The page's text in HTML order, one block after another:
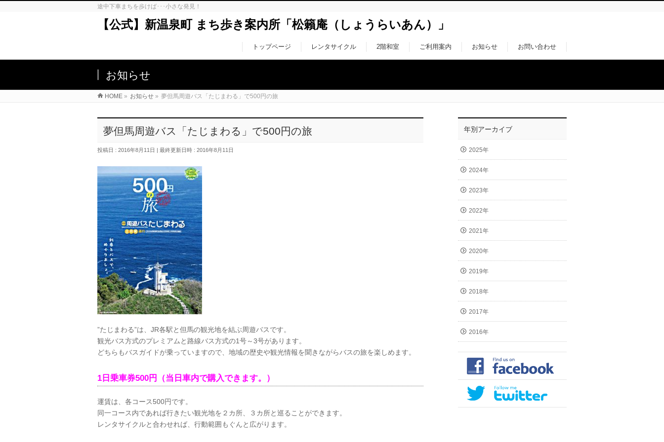
途中下車まちを歩けば･･･小さな発見！
【公式】新温泉町 まち歩き案内所「松籟庵（しょうらいあん）」
トップページ レンタサイクル 2階和室 ご利用案内 お知らせ お問い合わせ
お知らせ
HOME » お知らせ » 夢但馬周遊バス「たじまわる」で500円の旅
夢但馬周遊バス「たじまわる」で500円の旅
投稿日 : 2016年8月11日 最終更新日時 : 2016年8月11日
”たじまわる”は、JR各駅と但馬の観光地を結ぶ周遊バスです。
観光バス方式のプレミアムと路線バス方式の1号～3号があります。
どちらもバスガイドが乗っていますので、地域の歴史や観光情報を聞きながらバスの旅を楽しめます。
1日乗車券500円（当日車内で購入できます。）
運賃は、各コース500円です。
同一コース内であれば行きたい観光地を２カ所、３カ所と巡ることができます。
レンタサイクルと合わせれば、行動範囲もぐんと広がります。
年別アーカイブ
2025年
2024年
2023年
2022年
2021年
2020年
2019年
2018年
2017年
2016年